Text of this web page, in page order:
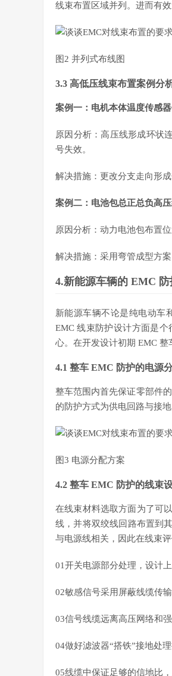
线束布置区域并列。进而有
图2 并列式布线图
3.3 高低压线束布置案例分
案例一：电机本体温度传感
原因分析：高压线形成环状
号失效。
解决措施：更改分支走向形
案例二：电池包总正总负高
原因分析：动力电池包布置
解决措施：采用弯管成型方
4.新能源车辆的 EMC 防
新能源车辆不论是纯电动车
EMC 线束防护设计方面是
心。在开发设计初期 EMC 整
4.1 整车 EMC 防护的电源
整车范围内首先保证零部件
的防护方式为供电回路与接
图3 电源分配方案
4.2 整车 EMC 防护的线束
在线束材料选取方面为了可
线，并将双绞线回路布置到
与电源线相关，因此在线束
01开关电源部分处理，设计上
02敏感信号采用屏蔽线缆传
03信号线缆远离高压网络和
04做好滤波器“搭铁”接地处
05线缆中保证足够的信地比